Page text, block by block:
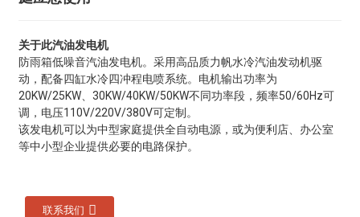
关于此汽油发电机
防雨箱低噪音汽油发电机。采用高品质力帆水冷汽油发动机驱
动，配备四缸水冷四冲程电喷系统。电机输出功率为
20KW/25KW、30KW/40KW/50KW不同功率段，频率50/60Hz可
调，电压110V/220V/380V可定制。
该发电机可以为中型家庭提供全自动电源，或为便利店、办公室
等中小型企业提供必要的电路保护。
联系我们